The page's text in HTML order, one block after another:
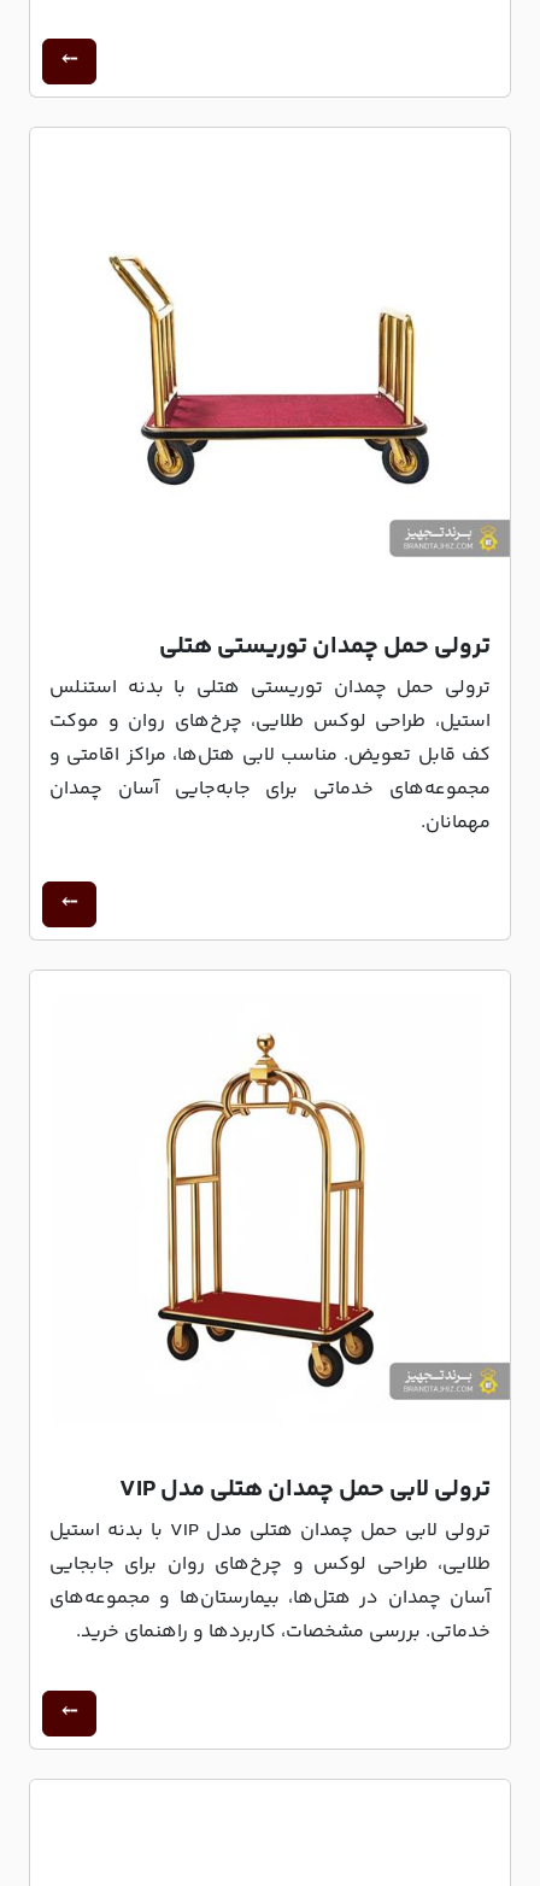
ترولی حمل چمدان توریستی هتلی
ترولی حمل چمدان توریستی هتلی با بدنه استنلس
استیل، طراحی لوکس طلایی، چرخ‌های روان و موکت
کف قابل تعویض. مناسب لابی هتل‌ها، مراکز اقامتی و
مجموعه‌های خدماتی برای جابه‌جایی آسان چمدان
مهمانان.
ترولی لابی حمل چمدان هتلی مدل VIP
ترولی لابی حمل چمدان هتلی مدل VIP با بدنه استیل
طلایی، طراحی لوکس و چرخ‌های روان برای جابجایی
آسان چمدان در هتل‌ها، بیمارستان‌ها و مجموعه‌های
خدماتی. بررسی مشخصات، کاربردها و راهنمای خرید.